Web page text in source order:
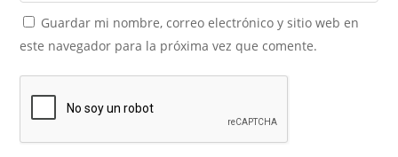
Guardar mi nombre, correo electrónico y sitio web en
este navegador para la próxima vez que comente.